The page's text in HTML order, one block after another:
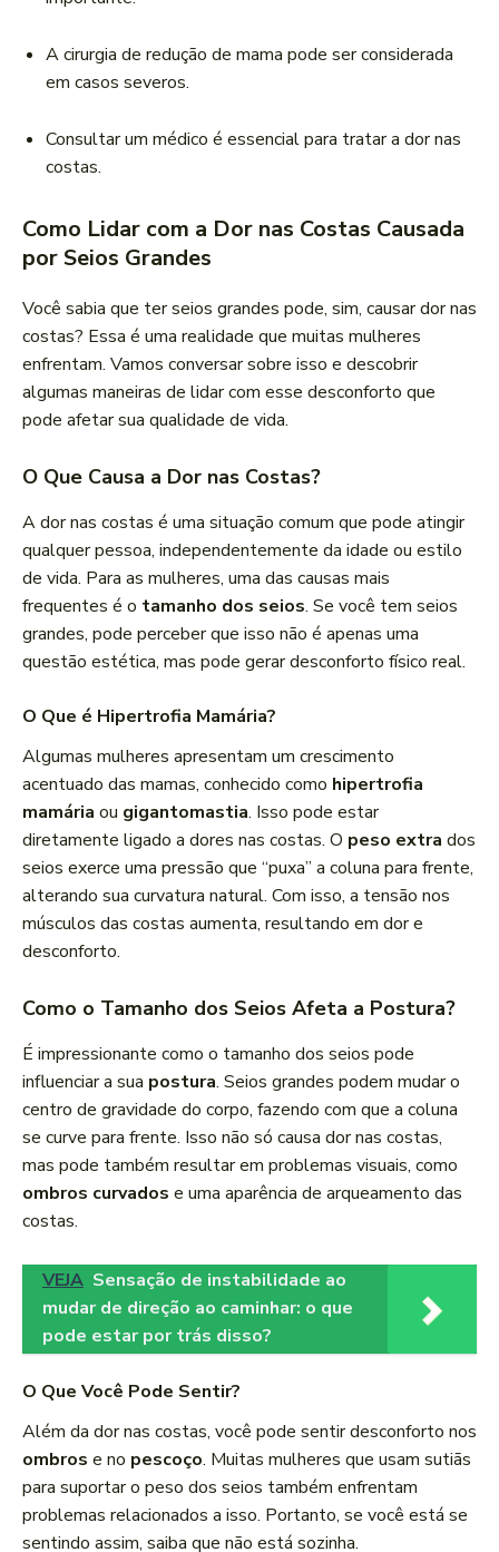
A cirurgia de redução de mama pode ser considerada
em casos severos.
Consultar um médico é essencial para tratar a dor nas
costas.
Como Lidar com a Dor nas Costas Causada
por Seios Grandes
Você sabia que ter seios grandes pode, sim, causar dor nas
costas? Essa é uma realidade que muitas mulheres
enfrentam. Vamos conversar sobre isso e descobrir
algumas maneiras de lidar com esse desconforto que
pode afetar sua qualidade de vida.
O Que Causa a Dor nas Costas?
A dor nas costas é uma situação comum que pode atingir
qualquer pessoa, independentemente da idade ou estilo
de vida. Para as mulheres, uma das causas mais
frequentes é o tamanho dos seios. Se você tem seios
grandes, pode perceber que isso não é apenas uma
questão estética, mas pode gerar desconforto físico real.
O Que é Hipertrofia Mamária?
Algumas mulheres apresentam um crescimento
acentuado das mamas, conhecido como hipertrofia
mamária ou gigantomastia. Isso pode estar
diretamente ligado a dores nas costas. O peso extra dos
seios exerce uma pressão que “puxa” a coluna para frente,
alterando sua curvatura natural. Com isso, a tensão nos
músculos das costas aumenta, resultando em dor e
desconforto.
Como o Tamanho dos Seios Afeta a Postura?
É impressionante como o tamanho dos seios pode
influenciar a sua postura. Seios grandes podem mudar o
centro de gravidade do corpo, fazendo com que a coluna
se curve para frente. Isso não só causa dor nas costas,
mas pode também resultar em problemas visuais, como
ombros curvados e uma aparência de arqueamento das
costas.
VEJA Sensação de instabilidade ao
mudar de direção ao caminhar: o que
pode estar por trás disso?
O Que Você Pode Sentir?
Além da dor nas costas, você pode sentir desconforto nos
ombros e no pescoço. Muitas mulheres que usam sutiãs
para suportar o peso dos seios também enfrentam
problemas relacionados a isso. Portanto, se você está se
sentindo assim, saiba que não está sozinha.